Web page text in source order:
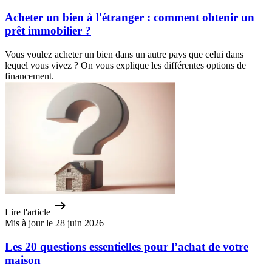
Acheter un bien à l'étranger : comment obtenir un
prêt immobilier ?
Vous voulez acheter un bien dans un autre pays que celui dans
lequel vous vivez ? On vous explique les différentes options de
financement.
Lire l'article
Mis à jour le 28 juin 2026
Les 20 questions essentielles pour l’achat de votre
maison